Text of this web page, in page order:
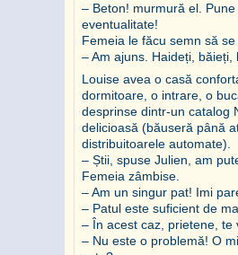
– Beton! murmură el.
eventualitate!
Femeia le făcu semn să
– Am ajuns. Haideți, băieți,
Louise avea o casă
dormitoare, o intrare, o
desprinse dintr-un catalog
delicioasă (băuseră până
distribuitoarele automate).
– Știi, spuse Julien, am
Femeia zâmbise.
– Am un singur pat! Imi
– Patul este suficient de
– În acest caz, prietene, te
– Nu este o problemă! O